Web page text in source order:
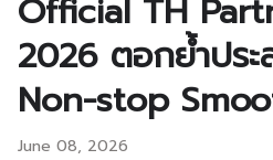
Official TH
2026 ตอกย้ำปร
Non-stop
June 08, 2026